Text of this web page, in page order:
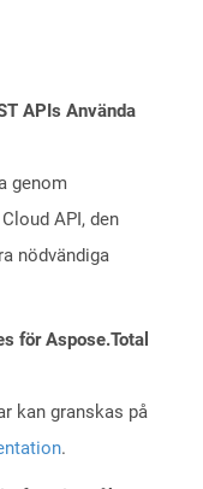
APIs Använda
genom
API, den
nödvändiga
för Aspose.Total
kan granskas på
.